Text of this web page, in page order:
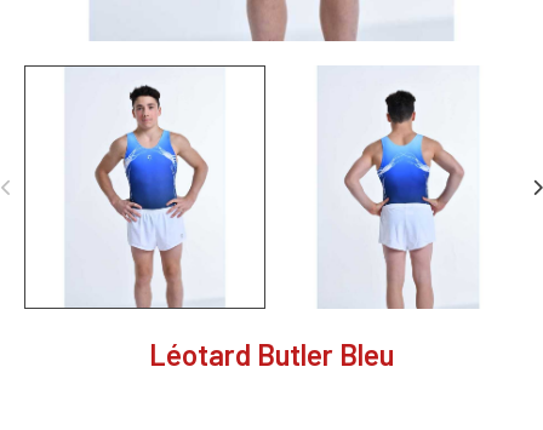
Léotard Butler Bleu